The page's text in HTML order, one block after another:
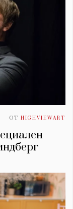
ОТ HIGHVIEWART